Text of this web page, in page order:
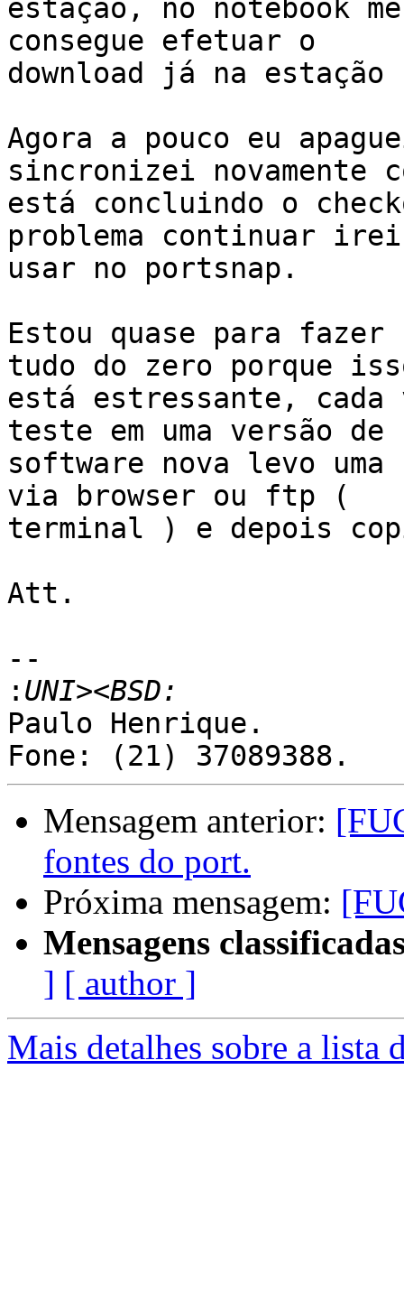
estação, no notebook
consegue efetuar o
download já na estação
Agora a pouco eu
sincronizei novamente
está concluindo o
problema continuar irei
usar no portsnap.
Estou quase para
tudo do zero porque
está estressante, cada
teste em uma versão de
software nova levo uma
via browser ou ftp (
terminal ) e depois
Att.
--
:
Paulo Henrique.
Mensagem anterior:
fontes do port.
Próxima mensagem:
Mensagens
] [ author ]
Mais detalhes sobre a lista